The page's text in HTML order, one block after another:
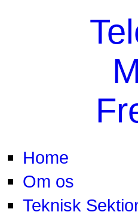
Home
Om os
Teknisk